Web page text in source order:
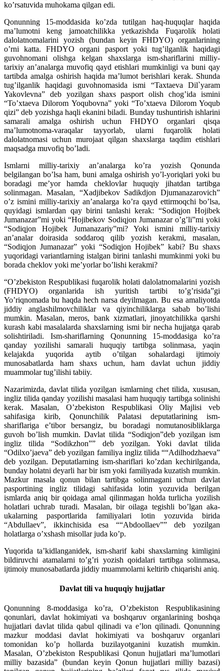
ko’rsatuvida muhokama qilgan edi.
Qonunning 15-moddasida ko’zda tutilgan haq-huquqlar haqida
ma’lumotni keng jamoatchilikka yetkazishda Fuqarolik holati
dalolatnomalarini yozish (bundan keyin FHDYO) organlarining
o’rni katta. FHDYO organi pasport yoki tug’ilganlik haqidagi
guvohnomani olishga kelgan shaxslarga ism-shariflarini milliy-
tarixiy an’analarga muvofiq qayd etishlari mumkinligi va buni qay
tartibda amalga oshirish haqida ma’lumot berishlari kerak. Shunda
tug’ilganlik haqidagi guvohnomasida ismi “Taxtaeva Dil`yaram
Yakovlevna” deb yozilgan shaxs pasport olish chog’ida ismini
“To’xtaeva Dilorom Yoqubovna” yoki “To’xtaeva Dilorom Yoqub
qizi” deb yozishga haqli ekanini biladi. Bunday tushuntirish ishlarini
samarali amalga oshirish uchun FHDYO organlari qisqa
ma’lumotnoma-varaqalar tayyorlab, ularni fuqarolik holati
dalolatnomasi uchun murojaat qilgan shaxslarga taqdim etishlari
maqsadga muvofiq bo’ladi.
Ismlarni milliy-tarixiy an’analarga ko’ra yozish Qonunda
belgilangan bo’lsa ham, buni amalga oshirish yo’l-yoriqlari yoki bu
boradagi me’yor hamda cheklovlar huquqiy jihatdan tartibga
solinmagan. Masalan, “Xadjibekov Sadikdjon Djumanazarovich”
o’z ismini milliy-tarixiy an’analarga ko’ra qayd ettirmoqchi bo’lsa,
quyidagi ismlardan qay birini tanlashi kerak: “Sodiqjon Hojibek
Jumanazar”mi yoki “Hojibekov Sodiqjon Jumanazar o’g’li”mi yoki
“Sodiqjon Hojibek Jumanazariy”mi? Yoki ismini milliy-tarixiy
an’analar doirasida soddaroq qilib yozish kerakmi, masalan,
“Sodiqjon Jumanazar” yoki “Sodiqjon Hojibek” kabi? Bu shaxs
yuqoridagi variantlarning istalgan birini tanlashi mumkinmi yoki bu
borada cheklov yoki me’yorlar bo’lishi kerakmi?
“O’zbekiston Respublikasi fuqarolik holati dalolatnomalarini yozish
(FHDYO) organlarida ish yuritish tartibi to’g’risida”gi
Yo’riqnomada bu haqda hech narsa deyilmagan. Bu esa amaliyotda
jiddiy anglashilmovchiliklar va qiyinchiliklarga sabab bo’lishi
mumkin. Masalan, meros, bank xizmatlari, jinoyatchilikka qarshi
kurash kabi masalalarda shaxslarning ismi bir necha hujjatga qarab
solishtiriladi. Ism-shariflarning Qonunning 15-moddasiga ko’ra
qanday yozilishi samarali huquqiy tartibga solinmasa, yaqin
kelajakda yuqorida aytib o’tilgan sohalardagi ijtimoiy
munosabatlarda ham shaxs uchun, ham davlat uchun jiddiy
muammolar tug’ilishi tabiiy.
Nazarimizda, davlat tilida yozilgan ismlarning chet tilida, xususan,
ingliz tilida qanday yozilishi masalasi ham huquqiy tartibga solinishi
kerak. Masalan, O’zbekiston Respublikasi Oliy Majlisi veb
sahifasiga kirib, Qonunchilik Palatasi deputatlarining ism-
shariflariga e’tibor bersangiz, bu boradagi nomutanosibliklarga
guvoh bo’lish mumkin. Davlat tilida “Sodiqjon”deb yozilgan ism
ingliz tilida “Sodikzhon”” deb yozilgan. Yoki davlat tilida
“Odilxo’jaeva” deb yozilgan familiya ingliz tilida ““Adilhodzhaeva”
deb yozilgan. Deputatlarning ism-shariflari ko’zdan kechirilganda,
bunday holatni deyarli har bir ism yoki familiyada kuzatish mumkin.
Mazkur masala qonun bilan tartibga solinmagani uchun davlat
pasportining ingliz tilidagi sahifasida lotin yozuvida berilgan
ismlarda aniq bir qoidaga amal qilinmagan holda turlicha yozilish
holatlari uchrab turadi. Masalan, bir oilaga tegishli bo’lgan aka-
ukalarning pasportlarida familiyalari lotin yozuvida birida
“Abdullaev”, ikkinchisida esa ““Abdoollaev”” deb yozilgan
holatlarga o’xshash misollar juda ko’p.
Yuqorida ta’kidlanganidek, ism-sharif kabi shaxslarning kimligini
bildiruvchi atamalarni to’g’ri yozish qoidalari tartibga solinmasa,
ijtimoiy munosabatlarda jiddiy muammolarni keltirib chiqarishi aniq.
Davlat tili va huquqiy hujjatlar
Qonunning 8-moddasiga ko’ra, O’zbekiston Respublikasining
qonunlari, davlat hokimiyati va boshqaruv organlarining boshqa
hujjatlari davlat tilida qabul qilinadi va e’lon qilinadi. Qonunning
mazkur moddasi davlat hokimiyati va boshqaruv organlari
tomonidan ko’p hollarda buzilayotganini kuzatish mumkin.
Masalan, O’zbekiston Respublikasi Qonun hujjatlari ma’lumotlari
milliy bazasida” (bundan keyin Qonun hujjatlari milliy bazasi)